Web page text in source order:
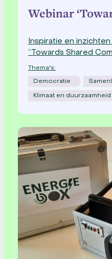
Webinar
Inspiratie en
“Towards Shared
Thema's:
Democratie
Klimaat en duurzaamheid